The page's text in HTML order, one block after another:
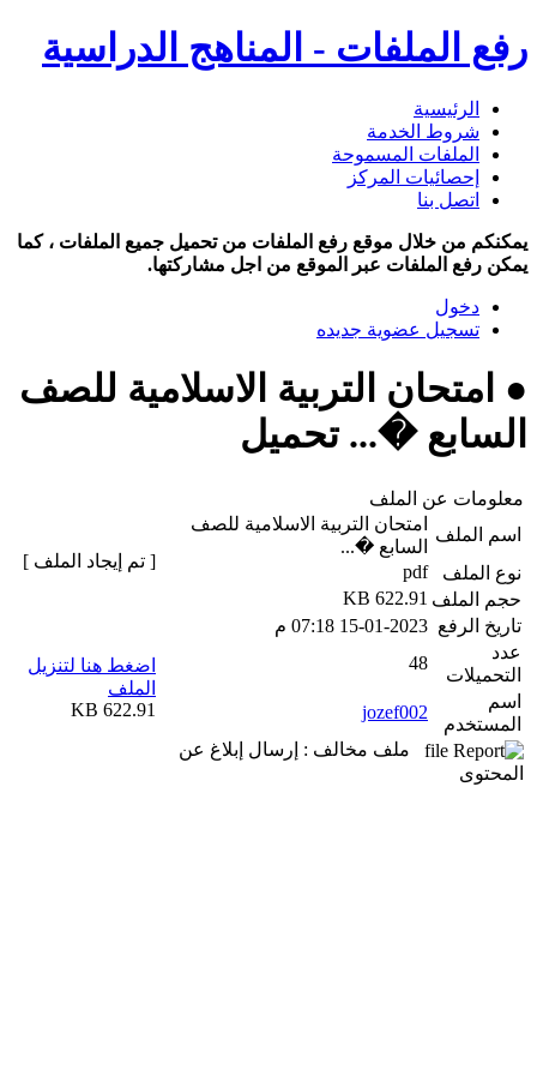
رفع الملفات - المناهج الدراسية
الرئيسية
شروط الخدمة
الملفات المسموحة
إحصائيات المركز
اتصل بنا
يمكنكم من خلال موقع رفع الملفات من تحميل جميع الملفات ، كما
يمكن رفع الملفات عبر الموقع من اجل مشاركتها.
دخول
تسجيل عضوية جديده
● امتحان التربية الاسلامية للصف
السابع �... تحميل
معلومات عن الملف
اسم الملف
امتحان التربية الاسلامية للصف
السابع �...
نوع الملف
pdf
حجم الملف 622.91 KB
تاريخ الرفع 15-01-2023 07:18 م
عدد
التحميلات
48
اسم
المستخدم
jozef002
ملف مخالف : إرسال إبلاغ عن
المحتوى
[ تم إيجاد الملف ]
اضغط هنا لتنزيل
الملف
622.91 KB